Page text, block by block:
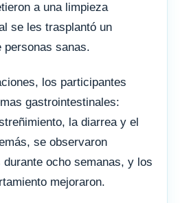
a una limpieza
se les trasplantó un
personas sanas.
los participantes
gastrointestinales:
la diarrea y el
se observaron
ocho semanas, y los
mejoraron.